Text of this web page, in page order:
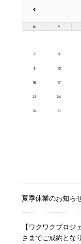
日 月
2 3
9 10
16 17
23 24
30 31
夏季休業のお知ら
【ワクワクプロ
さまでご成約とな